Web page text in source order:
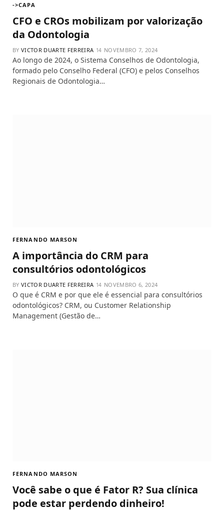
->CAPA
CFO e CROs mobilizam por valorização
da Odontologia
BY VICTOR DUARTE FERREIRA NOVEMBRO 7, 2024
Ao longo de 2024, o Sistema Conselhos de Odontologia,
formado pelo Conselho Federal (CFO) e pelos Conselhos
Regionais de Odontologia…
FERNANDO MARSON
A importância do CRM para
consultórios odontológicos
BY VICTOR DUARTE FERREIRA NOVEMBRO 6, 2024
O que é CRM e por que ele é essencial para consultórios
odontológicos? CRM, ou Customer Relationship
Management (Gestão de…
FERNANDO MARSON
Você sabe o que é Fator R? Sua clínica
pode estar perdendo dinheiro!